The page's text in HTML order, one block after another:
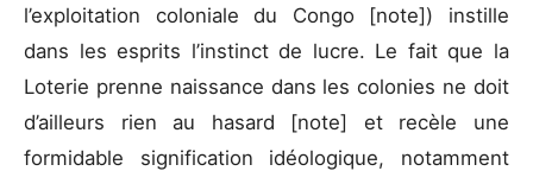
l’exploitation coloniale du Congo [note]) instille
dans les esprits l’instinct de lucre. Le fait que la
Loterie prenne naissance dans les colonies ne doit
d’ailleurs rien au hasard [note] et recèle une
formidable signification idéologique, notamment